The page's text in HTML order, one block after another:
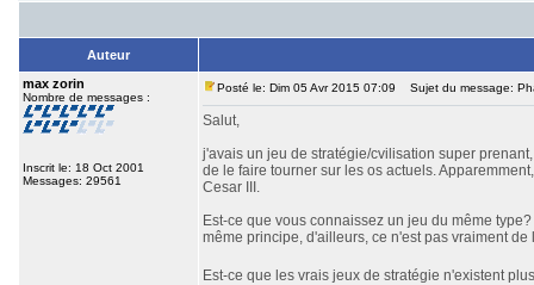
Auteur
max zorin
Nombre de messages :
Inscrit le: 18 Oct 2001
Messages: 29561
Posté le: Dim 05 Avr 2015 07:09 Sujet du message:
Salut,
j'avais un jeu de stratégie/cvilisation super
de le faire tourner sur les os actuels.
Cesar III.
Est-ce que vous connaissez un jeu du même
même principe, d'ailleurs, ce n'est pas vraiment
Est-ce que les vrais jeux de stratégie n'existent